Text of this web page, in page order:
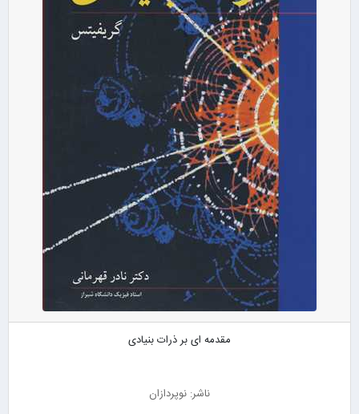
مقدمه ای بر ذرات بنیادی
ناشر: نوپردازان